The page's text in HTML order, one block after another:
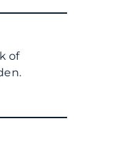
of